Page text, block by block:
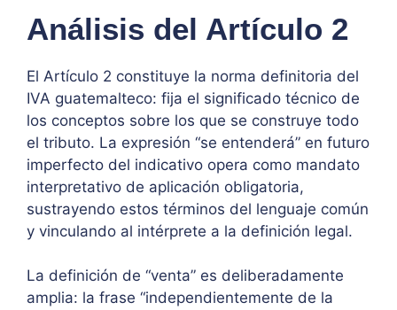
Análisis del Artículo 2
El Artículo 2 constituye la norma definitoria del
IVA guatemalteco: fija el significado técnico de
los conceptos sobre los que se construye todo
el tributo. La expresión “se entenderá” en futuro
imperfecto del indicativo opera como mandato
interpretativo de aplicación obligatoria,
sustrayendo estos términos del lenguaje común
y vinculando al intérprete a la definición legal.
La definición de “venta” es deliberadamente
amplia: la frase “independientemente de la